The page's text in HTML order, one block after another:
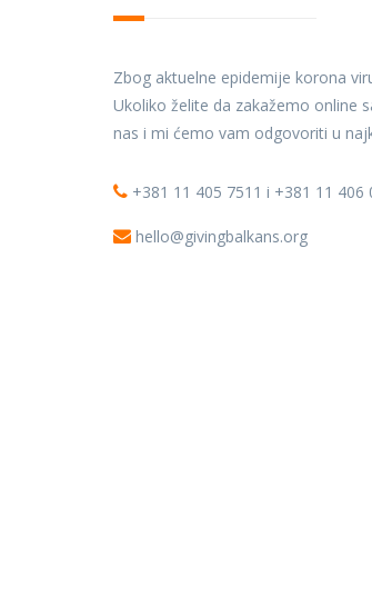
Zbog aktuelne epidemije korona
Ukoliko želite da zakažemo online
nas i mi ćemo vam odgovoriti u
+381 11 405 7511 i +381 11 406
hello@givingbalkans.org